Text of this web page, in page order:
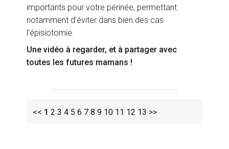
importants pour votre périnée, permettant
notamment d’éviter dans bien des cas
l’épisiotomie.
Une vidéo à regarder, et à partager avec
toutes les futures mamans !
<< 1 2 3 4 5 6 7 8 9 10 11 12 13 >>